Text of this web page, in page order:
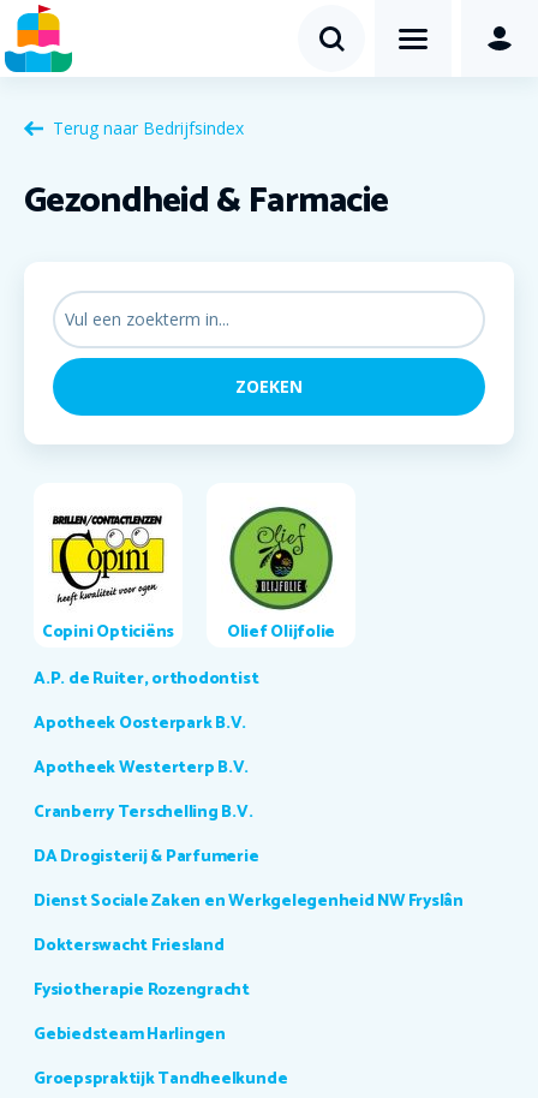
Terug naar Bedrijfsindex
Gezondheid & Farmacie
Copini Opticiëns
Olief Olijfolie
A.P. de Ruiter, orthodontist
Apotheek Oosterpark B.V.
Apotheek Westerterp B.V.
Cranberry Terschelling B.V.
DA Drogisterij & Parfumerie
Dienst Sociale Zaken en Werkgelegenheid NW Fryslân
Dokterswacht Friesland
Fysiotherapie Rozengracht
Gebiedsteam Harlingen
Groepspraktijk Tandheelkunde